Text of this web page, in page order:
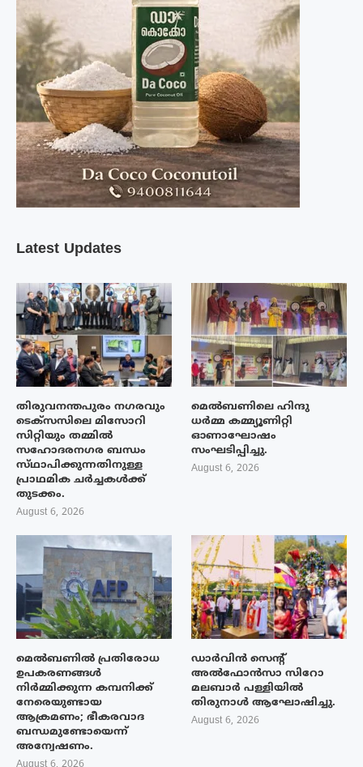
Latest Updates
തിരുവനന്തപുരം നഗരവും
ടെക്‌സസിലെ മിസോറി
സിറ്റിയും തമ്മിൽ
സഹോദരനഗര ബന്ധം
സ്‌ഥാപിക്കുന്നതിനുള്ള
പ്രാഥമിക ചർച്ചകൾക്ക്
തുടക്കം.
August 6, 2026
മെൽബണിലെ ഹിന്ദു
ധർമ്മ കമ്മ്യൂണിറ്റി
ഓണാഘോഷം
സംഘടിപ്പിച്ചു.
August 6, 2026
മെൽബണിൽ പ്രതിരോധ
ഉപകരണങ്ങൾ
നിർമ്മിക്കുന്ന കമ്പനിക്ക്
നേരെയുണ്ടായ
ആക്രമണം; ഭീകരവാദ
ബന്ധമുണ്ടോയെന്ന്
അന്വേഷണം.
ഡാർവിൻ സെന്റ്
അൽഫോൻസാ സിറോ
മലബാർ പള്ളിയിൽ
തിരുനാൾ ആഘോഷിച്ചു.
August 6, 2026